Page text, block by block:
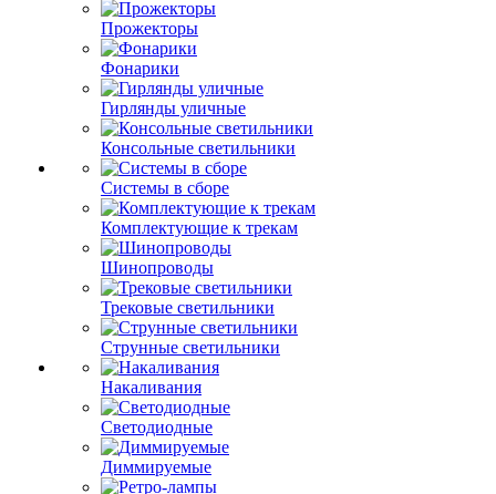
Прожекторы
Фонарики
Гирлянды уличные
Консольные светильники
Системы в сборе
Комплектующие к трекам
Шинопроводы
Трековые светильники
Струнные светильники
Накаливания
Светодиодные
Диммируемые